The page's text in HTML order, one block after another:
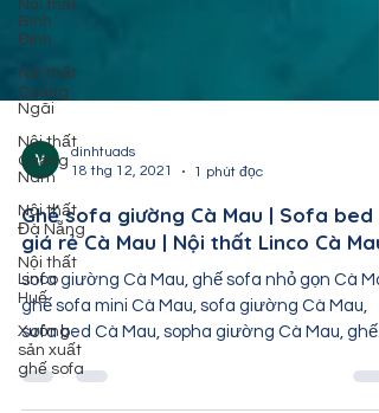
Nội thất
Bình
Định
Nội thất
Quảng
Ngãi
Nội thất
Quảng
Nam
Nội thất
Đà Nẵng
Nội thất
Linco
Huế
Xưởng
sản xuất
ghế sofa
18 thg 12, 2021
1 phút đọc
Ghế sofa giường Cà Mau | Sofa bed
giá rẻ Cà Mau | Nội thất Linco Cà Mau
sofa giường Cà Mau, ghế sofa nhỏ gọn Cà
ghế sofa mini Cà Mau, sofa giường Cà Mau,
sofa bed Cà Mau, sopha giường Cà Mau, ghế